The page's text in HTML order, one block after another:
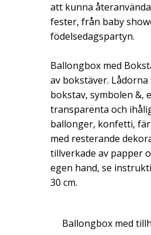
att kunna
fester, från baby
födelsedagspartyn.
Ballongbox med
av bokstäver.
bokstav, symbolen &,
transparenta och
ballonger, konfetti,
med resterande
tillverkade av papper
egen hand, se
30 cm.
Ballongbox med